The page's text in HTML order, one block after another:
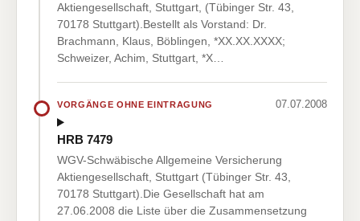
Aktiengesellschaft, Stuttgart, (Tübinger Str. 43,
70178 Stuttgart).Bestellt als Vorstand: Dr.
Brachmann, Klaus, Böblingen, *XX.XX.XXXX;
Schweizer, Achim, Stuttgart, *X…
VORGÄNGE OHNE EINTRAGUNG 07.07.2008
HRB 7479
WGV-Schwäbische Allgemeine Versicherung
Aktiengesellschaft, Stuttgart (Tübinger Str. 43,
70178 Stuttgart).Die Gesellschaft hat am
27.06.2008 die Liste über die Zusammensetzung